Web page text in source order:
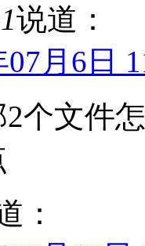
说道：
07月6日
个文件
：